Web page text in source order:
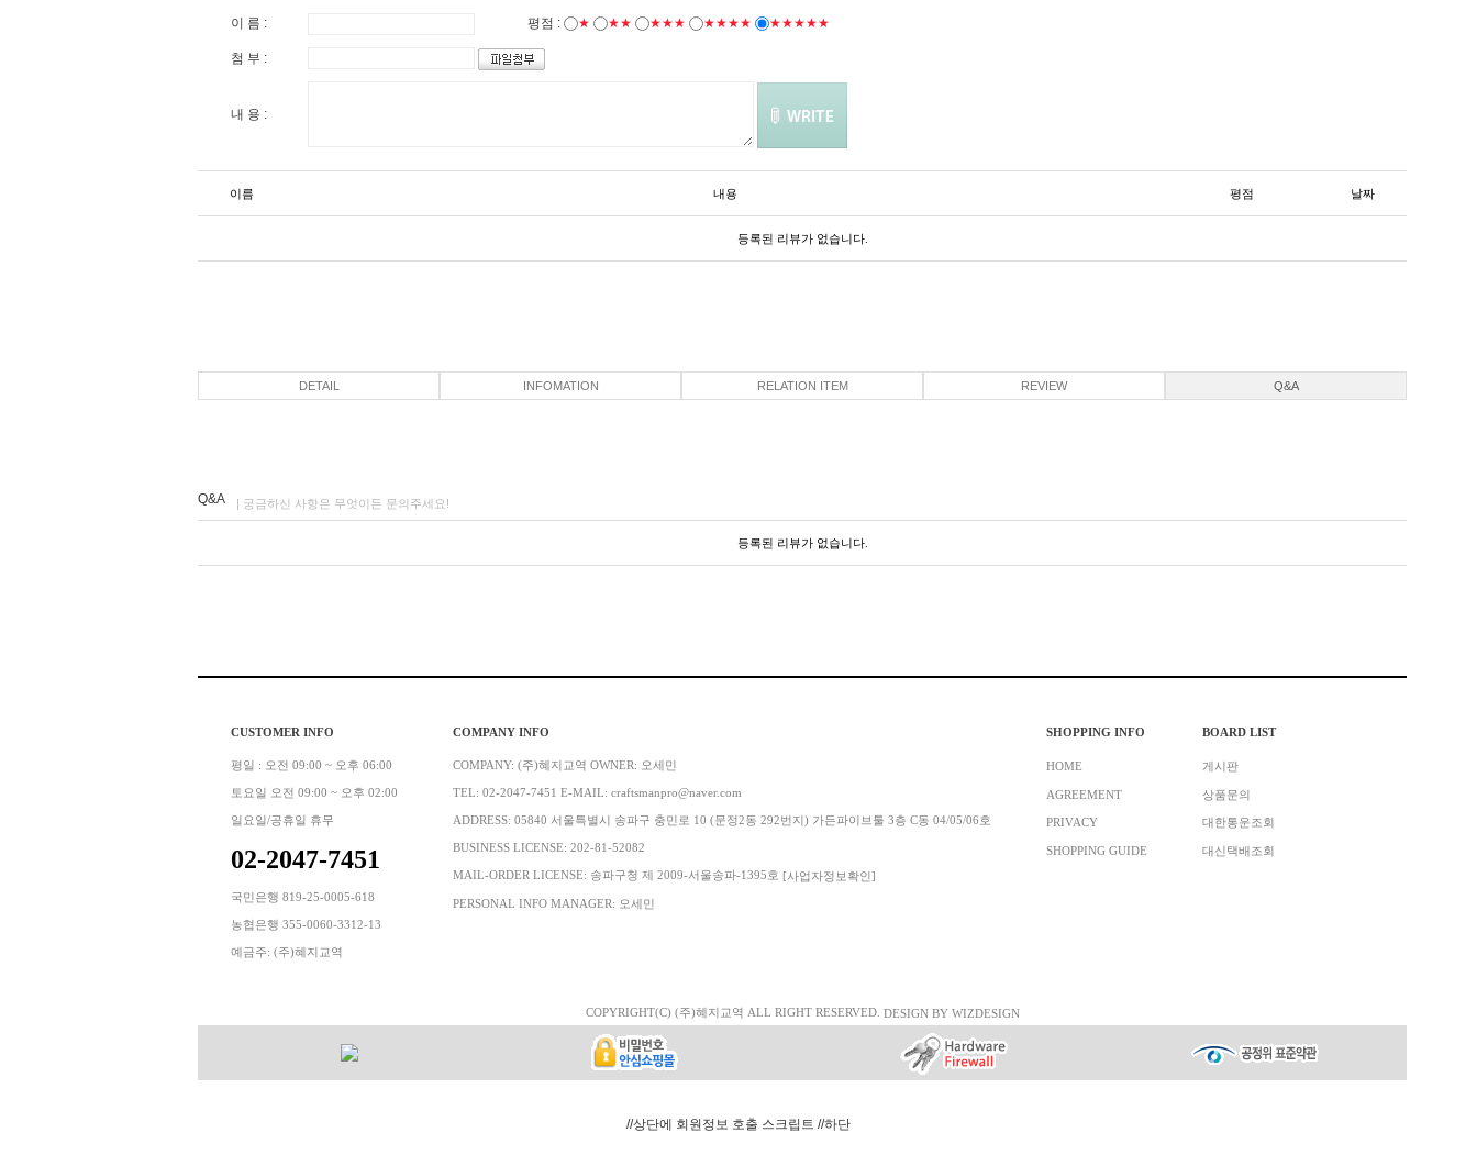
이 름 : 평점 : ★ ★★ ★★★ ★★★★ ★★★★★
첨 부 :
내 용 :
이름 내용 평점 날짜
등록된 리뷰가 없습니다.
DETAIL INFOMATION RELATION ITEM REVIEW Q&A
Q&A | 궁금하신 사항은 무엇이든 문의주세요!
등록된 리뷰가 없습니다.
CUSTOMER INFO
평일 : 오전 09:00 ~ 오후 06:00
토요일 오전 09:00 ~ 오후 02:00
일요일/공휴일 휴무
02-2047-7451
국민은행 819-25-0005-618
농협은행 355-0060-3312-13
예금주: (주)혜지교역
COMPANY INFO
COMPANY: (주)혜지교역 OWNER: 오세민
TEL: 02-2047-7451 E-MAIL: craftsmanpro@naver.com
ADDRESS: 05840 서울특별시 송파구 충민로 10 (문정2동 292번지) 가든파이브툴 3층 C동 04/05/06호
BUSINESS LICENSE: 202-81-52082
MAIL-ORDER LICENSE: 송파구청 제 2009-서울송파-1395호 [사업자정보확인]
PERSONAL INFO MANAGER: 오세민
SHOPPING INFO
HOME
AGREEMENT
PRIVACY
SHOPPING GUIDE
BOARD LIST
게시판
상품문의
대한통운조회
대신택배조회
COPYRIGHT(C) (주)혜지교역 ALL RIGHT RESERVED. DESIGN BY WIZDESIGN
//상단에 회원정보 호출 스크립트 //하단